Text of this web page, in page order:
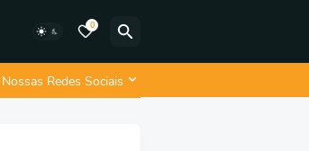
0
Nossas Redes Sociais